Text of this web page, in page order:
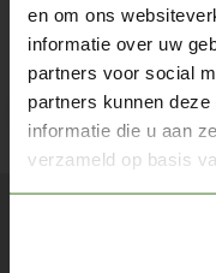
en om ons
informatie over uw
partners voor social
partners kunnen
informatie die u aan
verzameld op basis
Abonneer
Blijf op de